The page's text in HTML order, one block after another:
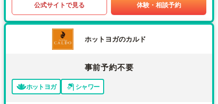
公式サイトで見る 体験・相談予約
ホットヨガのカルド
事前予約不要
ホットヨガ シャワー